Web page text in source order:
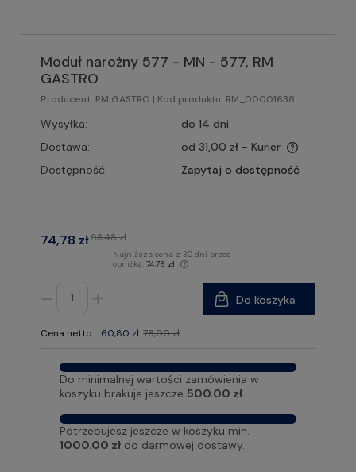
Moduł narożny 577 - MN - 577, RM
GASTRO
Producent: RM GASTRO | Kod produktu: RM_00001638
Wysyłka:
do 14 dni
Dostawa:
od 31,00 zł - Kurier
Dostępność:
Zapytaj o dostępność
74,78 zł93,48 zł
Najniższa cena z 30 dni przed
obniżką: 74,78 zł
Cena netto: 60,80 zł 76,00 zł
Do koszyka
Do minimalnej wartości zamówienia w
koszyku brakuje jeszcze 500.00 zł.
Potrzebujesz jeszcze w koszyku min.
1000.00 zł do darmowej dostawy.